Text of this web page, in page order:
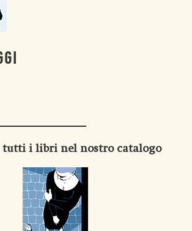
tutti i libri nel nostro catalogo